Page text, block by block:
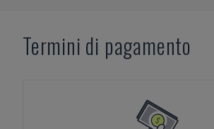
Termini di pagamento